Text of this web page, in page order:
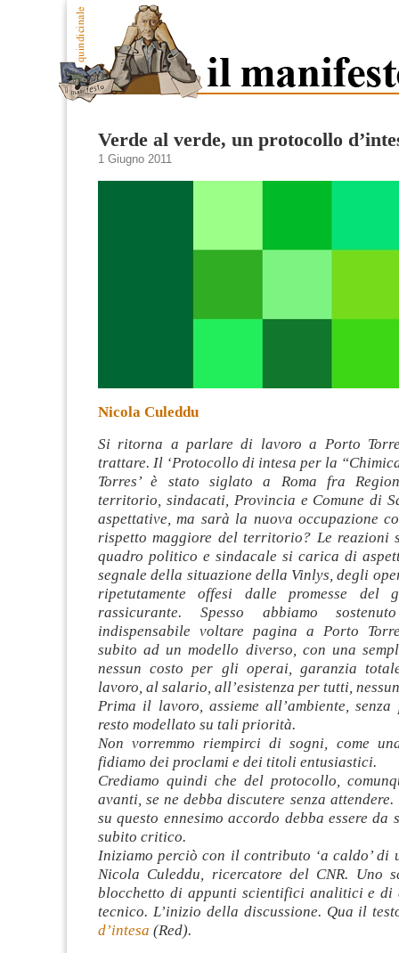
Verde al verde, un protocollo
1 Giugno 2011
Nicola Culeddu
Si ritorna a parlare di lavoro a Porto
trattare. Il ‘Protocollo di intesa per la
Torres’ è stato siglato a Roma fra
territorio, sindacati, Provincia e Comune di
aspettative, ma sarà la nuova occupazione
rispetto maggiore del territorio? Le reazioni
quadro politico e sindacale si carica di
segnale della situazione della Vinlys, degli
ripetutamente offesi dalle promesse del
rassicurante. Spesso abbiamo
indispensabile voltare pagina a Porto
subito ad un modello diverso, con una
nessun costo per gli operai, garanzia
lavoro, al salario, all’esistenza per tutti,
Prima il lavoro, assieme all’ambiente,
resto modellato su tali priorità.
Non vorremmo riempirci di sogni, come
fidiamo dei proclami e dei titoli entusiastici.
Crediamo quindi che del protocollo,
avanti, se ne debba discutere senza
su questo ennesimo accordo debba essere da
subito critico.
Iniziamo perciò con il contributo ‘a caldo’ di
Nicola Culeddu, ricercatore del CNR. Uno
blocchetto di appunti scientifici analitici e di
tecnico. L’inizio della discussione. Qua il
d’intesa (Red).